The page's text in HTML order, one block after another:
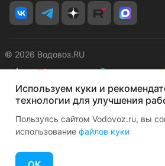
© 2026 Водовоз.RU
КонфиденциальностьОферта
Используем куки и
технологии для улучшения
Пользуясь сайтом Vodovoz.ru, вы
использование файлов куки